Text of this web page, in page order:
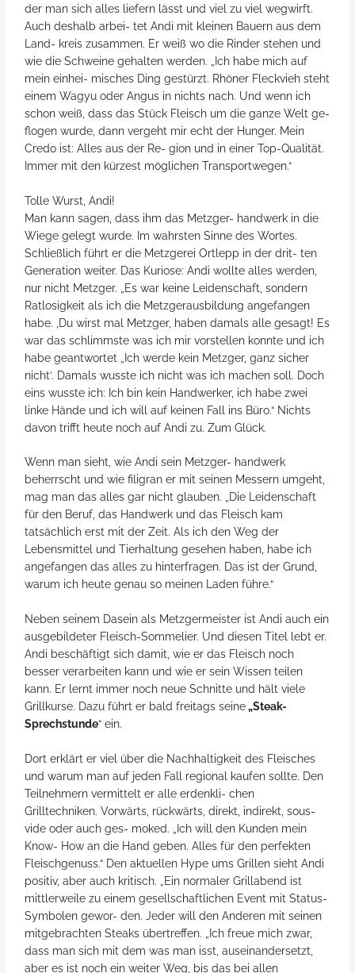
der man sich alles liefern lässt und viel zu viel wegwirft.
Auch deshalb arbei- tet Andi mit kleinen Bauern aus dem
Land- kreis zusammen. Er weiß wo die Rinder stehen und
wie die Schweine gehalten werden. „Ich habe mich auf
mein einhei- misches Ding gestürzt. Rhöner Fleckvieh steht
einem Wagyu oder Angus in nichts nach. Und wenn ich
schon weiß, dass das Stück Fleisch um die ganze Welt ge-
flogen wurde, dann vergeht mir echt der Hunger. Mein
Credo ist: Alles aus der Re- gion und in einer Top-Qualität.
Immer mit den kürzest möglichen Transportwegen.“
Tolle Wurst, Andi!
Man kann sagen, dass ihm das Metzger- handwerk in die
Wiege gelegt wurde. Im wahrsten Sinne des Wortes.
Schließlich führt er die Metzgerei Ortlepp in der drit- ten
Generation weiter. Das Kuriose: Andi wollte alles werden,
nur nicht Metzger. „Es war keine Leidenschaft, sondern
Ratlosigkeit als ich die Metzgerausbildung angefangen
habe. ‚Du wirst mal Metzger, haben damals alle gesagt! Es
war das schlimmste was ich mir vorstellen konnte und ich
habe geantwortet „Ich werde kein Metzger, ganz sicher
nicht‘. Damals wusste ich nicht was ich machen soll. Doch
eins wusste ich: Ich bin kein Handwerker, ich habe zwei
linke Hände und ich will auf keinen Fall ins Büro.“ Nichts
davon trifft heute noch auf Andi zu. Zum Glück.
Wenn man sieht, wie Andi sein Metzger- handwerk
beherrscht und wie filigran er mit seinen Messern umgeht,
mag man das alles gar nicht glauben. „Die Leidenschaft
für den Beruf, das Handwerk und das Fleisch kam
tatsächlich erst mit der Zeit. Als ich den Weg der
Lebensmittel und Tierhaltung gesehen haben, habe ich
angefangen das alles zu hinterfragen. Das ist der Grund,
warum ich heute genau so meinen Laden führe.“
Neben seinem Dasein als Metzgermeister ist Andi auch ein
ausgebildeter Fleisch-Sommelier. Und diesen Titel lebt er.
Andi beschäftigt sich damit, wie er das Fleisch noch
besser verarbeiten kann und wie er sein Wissen teilen
kann. Er lernt immer noch neue Schnitte und hält viele
Grillkurse. Dazu führt er bald freitags seine„Steak-
Sprechstunde“ ein.
Dort erklärt er viel über die Nachhaltigkeit des Fleisches
und warum man auf jeden Fall regional kaufen sollte. Den
Teilnehmern vermittelt er alle erdenkli- chen
Grilltechniken. Vorwärts, rückwärts, direkt, indirekt, sous-
vide oder auch ges- moked. „Ich will den Kunden mein
Know- How an die Hand geben. Alles für den perfekten
Fleischgenuss.“ Den aktuellen Hype ums Grillen sieht Andi
positiv, aber auch kritisch. „Ein normaler Grillabend ist
mittlerweile zu einem gesellschaftlichen Event mit Status-
Symbolen gewor- den. Jeder will den Anderen mit seinen
mitgebrachten Steaks übertreffen. „Ich freue mich zwar,
dass man sich mit dem was man isst, auseinandersetzt,
aber es ist noch ein weiter Weg, bis das bei allen